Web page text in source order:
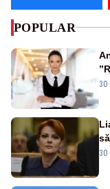
POPULAR
30
30